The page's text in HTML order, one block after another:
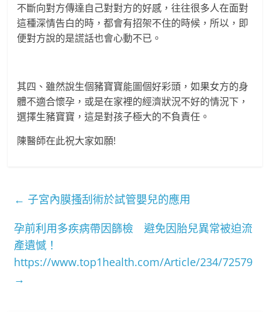
不斷向對方傳達自己對對方的好感，往往很多人在面對
這種深情告白的時，都會有招架不住的時候，所以，即
便對方說的是謊話也會心動不已。
其四、雖然說生個豬寶寶能圖個好彩頭，如果女方的身
體不適合懷孕，或是在家裡的經濟狀況不好的情況下，
選擇生豬寶寶，這是對孩子極大的不負責任。
陳醫師在此祝大家如願!
← 子宮內膜搔刮術於試管嬰兒的應用
孕前利用多疾病帶因篩檢 避免因胎兒異常被迫流
產遺憾！
https://www.top1health.com/Article/234/72579
→